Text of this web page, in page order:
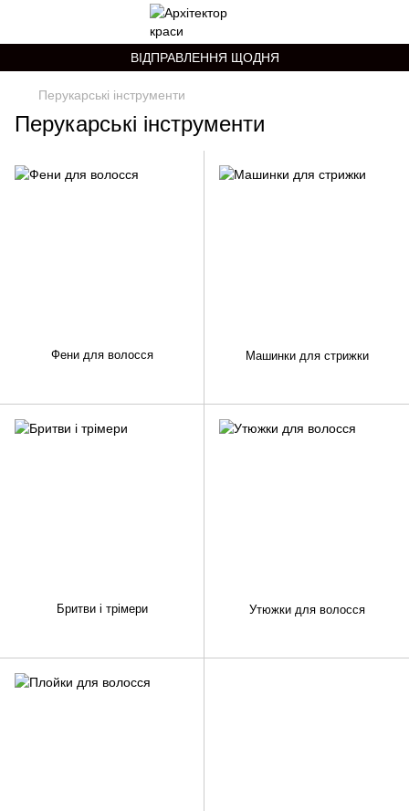
ВІДПРАВЛЕННЯ ЩОДНЯ
Перукарські інструменти
Перукарські інструменти
Фени для волосся Машинки для стрижки
Бритви і трімери Утюжки для волосся